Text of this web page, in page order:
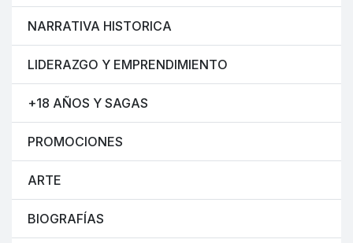
NARRATIVA HISTORICA
LIDERAZGO Y EMPRENDIMIENTO
+18 AÑOS Y SAGAS
PROMOCIONES
ARTE
BIOGRAFÍAS